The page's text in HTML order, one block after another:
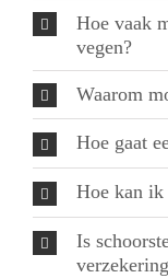
Hoe vaak
vegen?
Waarom
Hoe gaat
Hoe kan ik
Is